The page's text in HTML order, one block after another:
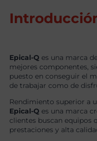
Epical-Q es una marca
mejores componentes,
puesto en conseguir el
de trabajar como de
Rendimiento superior a
Epical-Q es una marca
clientes buscan equipos
prestaciones y alta